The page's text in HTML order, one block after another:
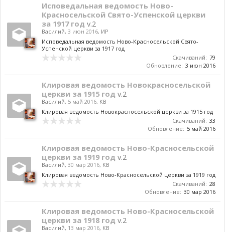
Исповедальная ведомость Ново-
Красносельской Свято-Успенской церкви
за 1917 год v.2
Василий, 3 июн 2016, ИР
Исповедальная ведомость Ново-Красносельской Свято-
Успенской церкви за 1917 год
Скачиваний: 79
Обновление: 3 июн 2016
Клировая ведомость Новокрасносельской
церкви за 1915 год v.2
Василий, 5 май 2016, КВ
Клировая ведомость Новокрасносельской церкви за 1915 год
Скачиваний: 33
Обновление: 5 май 2016
Клировая ведомость Ново-Красносельской
церкви за 1919 год v.2
Василий, 30 мар 2016, КВ
Клировая ведомость Ново-Красносельской церкви за 1919 год
Скачиваний: 28
Обновление: 30 мар 2016
Клировая ведомость Ново-Красносельской
церкви за 1918 год v.2
Василий, 13 мар 2016, КВ